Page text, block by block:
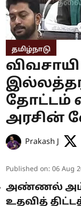
தமிழ்நாடு
விவசாயி
தோட்டம்
அரசின்
Prakash J
Published on: 06 Aug
அண்ணல்
உதவித்